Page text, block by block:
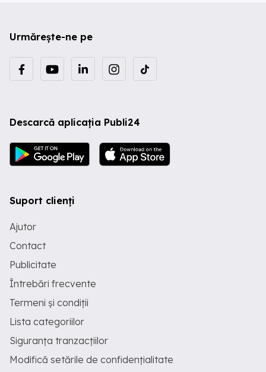
Urmărește-ne pe
Descarcă aplicația Publi24
Suport clienți
Ajutor
Contact
Publicitate
Întrebări frecvente
Termeni și condiții
Lista categoriilor
Siguranța tranzacțiilor
Modifică setările de confidențialitate